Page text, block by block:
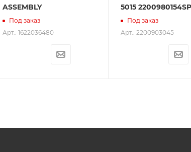
ASSEMBLY
Под заказ
Арт.: 1622036480
5015
Под заказ
Арт.: 2200903045